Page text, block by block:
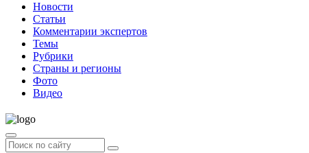
Новости
Статьи
Комментарии экспертов
Темы
Рубрики
Страны и регионы
Фото
Видео